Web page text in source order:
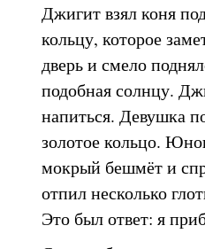
Джигит взял коня
кольцу, которое
дверь и смело
подобная солнцу.
напиться. Девушка
золотое кольцо.
мокрый бешмёт и
отпил несколько
Это был ответ: я